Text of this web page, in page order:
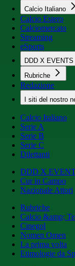
Calcio Italiano
Calcio Estero
Calciomercato
Streaming
eSports
DDD X EVENTS
Rubriche
Redazione
I siti del nostro
Calcio Italiano
Serie A
Serie B
Serie C
Dilettanti
DDD X
Cur in Campo
Nazionale Attori
Rubriche
Calcio &amp;
Cinegol
Nomen Omen
La prima volta
Etimologie da